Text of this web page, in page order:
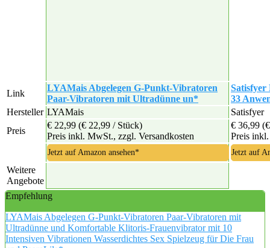
Link
LYAMais Abgelegen G-Punkt-Vibratoren
Paar-Vibratoren mit Ultradünne un*
Satisfyer
33
Hersteller LYAMais
Satisfyer
Preis
€ 22,99 (€ 22,99 / Stück)
Preis inkl. MwSt., zzgl. Versandkosten
€ 36,99
Preis
Jetzt auf Amazon ansehen* Jetzt auf
Weitere
Angebote
Empfehlung
LYAMais Abgelegen G-Punkt-Vibratoren Paar-Vibratoren mit
Ultradünne und Komfortable Klitoris-Frauenvibrator mit 10
Intensiven Vibrationen Wasserdichtes Sex Spielzeug für Die Frau